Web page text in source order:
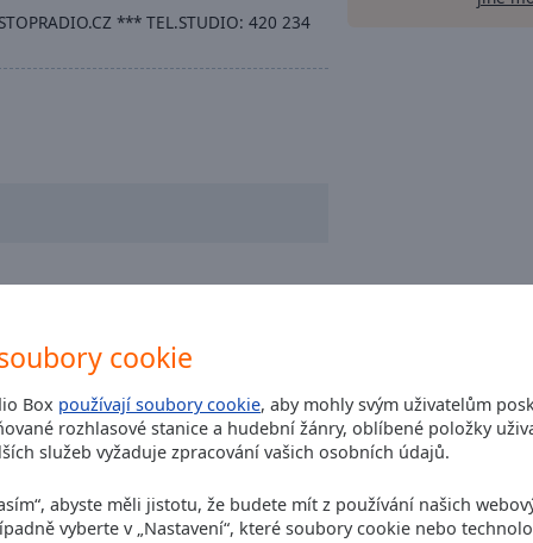
cookie
Box používají soubory cookie, aby mohly svým uživatelům
rozhlasové stanice a hudební žánry, oblíbené položky
služeb vyžaduje zpracování vašich osobních údajů.
abyste měli jistotu, že budete mít z používání našich
vyberte v „Nastavení“, které soubory cookie nebo
*** TEL.STUDIO: 420 234